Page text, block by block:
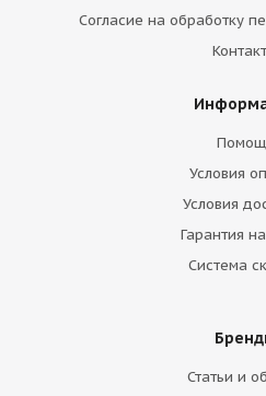
Согласие на обработку
Условия
Условия
Гарантия
Система
Статьи и